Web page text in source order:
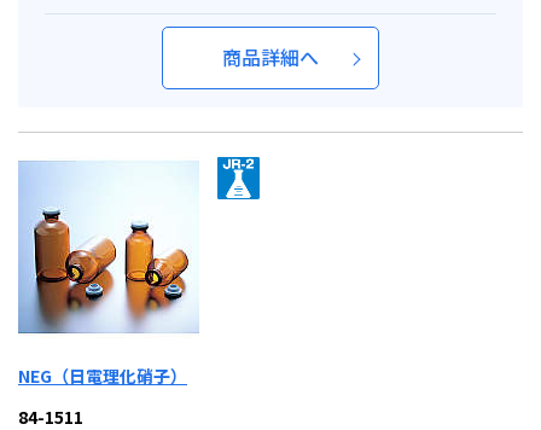
商品詳細へ
NEG（日電理化硝子）
84-1511